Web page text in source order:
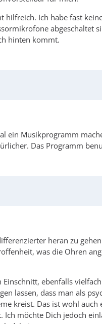
hilfreich. Ich habe fast
hinten kommt.
ein Musikprogramm
Das Programm
heran zu
was die Ohren
ebenfalls
lassen, dass man als
kreist. Das ist wohl
möchte Dich jedoch